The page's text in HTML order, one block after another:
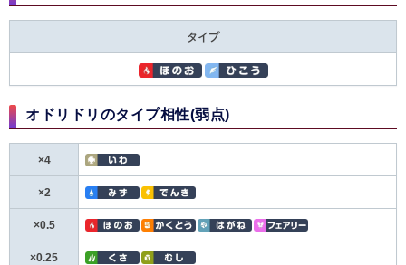
タイプ
オドリドリのタイプ相性(弱点)
×4
×2
×0.5
×0.25